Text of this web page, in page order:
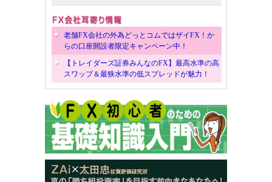
老舗FX会社の外為どっとコムではザイFX！か
らの口座開設者限定キャンペーン中！
【トレイダーズ証券みんなのFX】最高水準の高
スワップ＆最狭水準の低スプレッドが魅力！